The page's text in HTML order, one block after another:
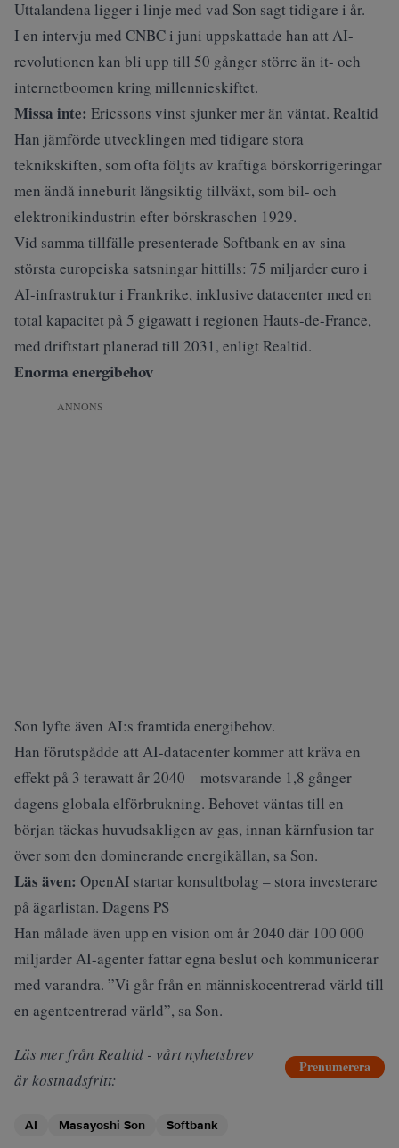
Uttalandena ligger i linje med vad Son sagt tidigare i år.
I en intervju med CNBC i juni uppskattade han att AI-
revolutionen kan bli upp till 50 gånger större än it- och
internetboomen kring millennieskiftet.
Missa inte: Ericssons vinst sjunker mer än väntat. Realtid
Han jämförde utvecklingen med tidigare stora
teknikskiften, som ofta följts av kraftiga börskorrigeringar
men ändå inneburit långsiktig tillväxt, som bil- och
elektronikindustrin efter börskraschen 1929.
Vid samma tillfälle presenterade Softbank en av sina
största europeiska satsningar hittills: 75 miljarder euro i
AI-infrastruktur i Frankrike, inklusive datacenter med en
total kapacitet på 5 gigawatt i regionen Hauts-de-France,
med driftstart planerad till 2031, enligt Realtid.
Enorma energibehov
ANNONS
Son lyfte även AI:s framtida energibehov.
Han förutspådde att AI-datacenter kommer att kräva en
effekt på 3 terawatt år 2040 – motsvarande 1,8 gånger
dagens globala elförbrukning. Behovet väntas till en
början täckas huvudsakligen av gas, innan kärnfusion tar
över som den dominerande energikällan, sa Son.
Läs även: OpenAI startar konsultbolag – stora investerare
på ägarlistan. Dagens PS
Han målade även upp en vision om år 2040 där 100 000
miljarder AI-agenter fattar egna beslut och kommunicerar
med varandra. ”Vi går från en människocentrerad värld till
en agentcentrerad värld”, sa Son.
Läs mer från Realtid - vårt nyhetsbrev
är kostnadsfritt:
Prenumerera
AI Masayoshi Son Softbank